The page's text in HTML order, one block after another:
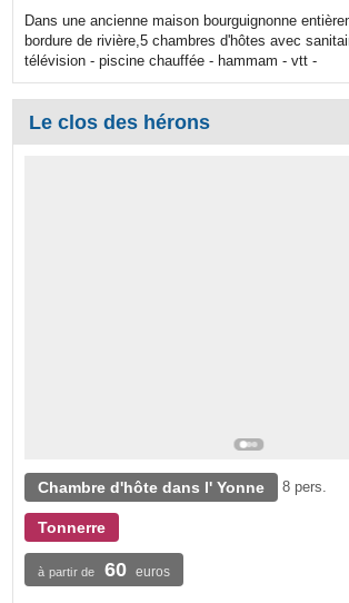
Dans une ancienne maison bourguignonne
bordure de rivière,5 chambres d'hôtes avec
télévision - piscine chauffée - hammam - vtt -
Le clos des hérons
Chambre d'hôte dans l' Yonne 8 pers.
Tonnerre
à partir de 60 euros